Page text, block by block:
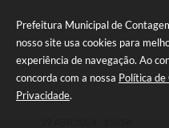
Prefeitura Municipal de
nosso site usa cookies para
experiência de navegação. Ao
concorda com a nossa Política de
Privacidade.